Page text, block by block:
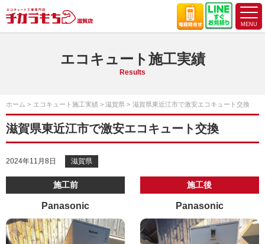
エコキュート施工実績
Results
ホーム エコキュート施工実績 滋賀県 滋賀県東近江市で激安エコキュート交換
滋賀県東近江市で激安エコキュート交換
2024年11月8日 滋賀県
施工前
Panasonic
施工後
Panasonic